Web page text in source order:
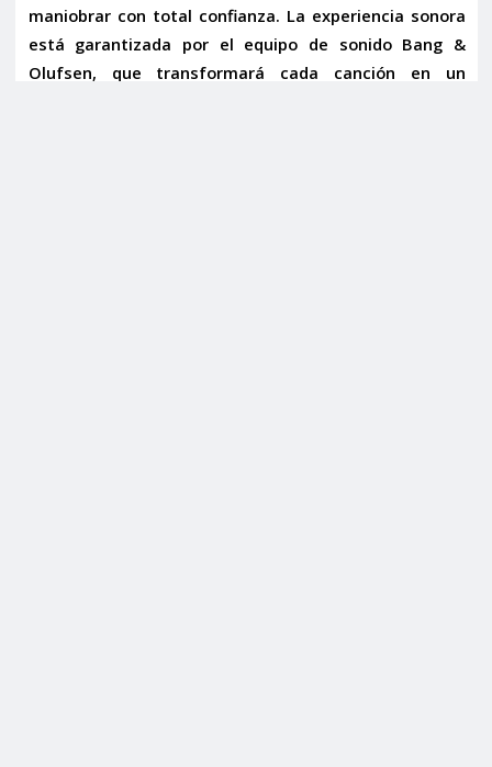
maniobrar con total confianza. La experiencia sonora
está garantizada por el equipo de sonido Bang &
Olufsen, que transformará cada canción en un